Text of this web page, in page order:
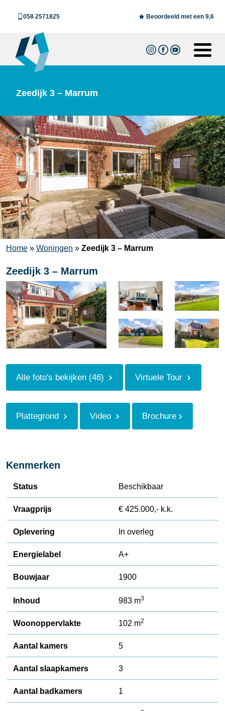
058 2571825 Beoordeeld met een 9,6
Zeedijk 3 – Marrum
Home » Woningen » Zeedijk 3 – Marrum
Zeedijk 3 – Marrum
Alle foto's bekijken (46) Virtuele Tour
Plattegrond Video Brochure
Kenmerken
Status Beschikbaar
Vraagprijs € 425.000,- k.k.
Oplevering In overleg
Energielabel A+
Bouwjaar 1900
Inhoud 983 m3
Woonoppervlakte 102 m2
Aantal kamers 5
Aantal slaapkamers 3
Aantal badkamers 1